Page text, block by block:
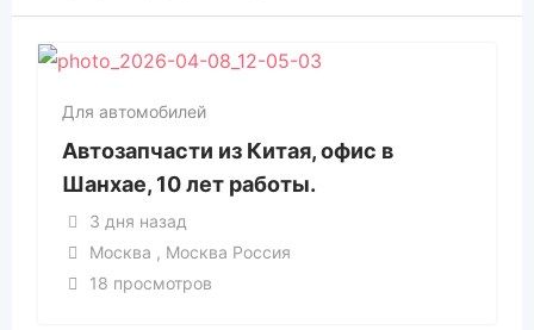
Для автомобилей
Автозапчасти из Китая, офис в
Шанхае, 10 лет работы.
3 дня назад
Москва , Москва Россия
18 просмотров